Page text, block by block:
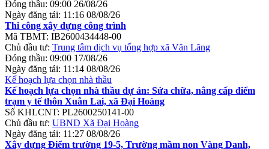
Đóng thầu: 09:00 26/08/26
Ngày đăng tải: 11:16 08/08/26
Thi công xây dựng công trình
Mã TBMT: IB2600434448-00
Chủ đầu tư: Trung tâm dịch vụ tổng hợp xã Văn Lăng
Đóng thầu: 09:00 17/08/26
Ngày đăng tải: 11:14 08/08/26
Kế hoạch lựa chọn nhà thầu
Kế hoạch lựa chọn nhà thầu dự án: Sửa chữa, nâng cấp điểm
trạm y tế thôn Xuân Lai, xã Đại Hoàng
Số KHLCNT: PL2600250141-00
Chủ đầu tư: UBND Xã Đại Hoàng
Ngày đăng tải: 11:27 08/08/26
Xây dựng Điểm trường 19-5, Trường mầm non Vàng Danh,